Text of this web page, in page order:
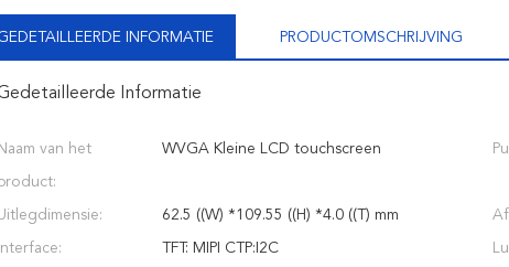
INFORMATIE PRODUCTOMSCHRIJVING
Informatie
Naam van het WVGA Kleine LCD touchscreen
62.5 ((W) *109.55 ((H) *4.0 ((T) mm
Interface: TFT: MIPI CTP:I2C